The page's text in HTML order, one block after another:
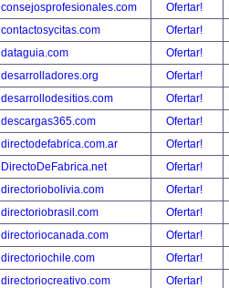
consejosprofesionales.com
Ofertar!
contactosycitas.com
Ofertar!
dataguia.com
Ofertar!
desarrolladores.org
Ofertar!
desarrollodesitios.com
Ofertar!
descargas365.com
Ofertar!
directodefabrica.com.ar
Ofertar!
DirectoDeFabrica.net
Ofertar!
directoriobolivia.com
Ofertar!
directoriobrasil.com
Ofertar!
directoriocanada.com
Ofertar!
directoriochile.com
Ofertar!
directoriocreativo.com
Ofertar!